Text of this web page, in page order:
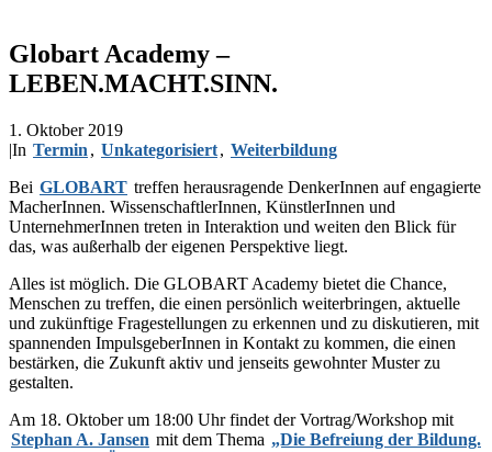
Globart Academy –
LEBEN.MACHT.SINN.
1. Oktober 2019
|In Termin , Unkategorisiert, Weiterbildung
Bei GLOBART treffen herausragende DenkerInnen auf engagierte
MacherInnen. WissenschaftlerInnen, KünstlerInnen und
UnternehmerInnen treten in Interaktion und weiten den Blick für
das, was außerhalb der eigenen Perspektive liegt.
Alles ist möglich. Die GLOBART Academy bietet die Chance,
Menschen zu treffen, die einen persönlich weiterbringen, aktuelle
und zukünftige Fragestellungen zu erkennen und zu diskutieren, mit
spannenden ImpulsgeberInnen in Kontakt zu kommen, die einen
bestärken, die Zukunft aktiv und jenseits gewohnter Muster zu
gestalten.
Am 18. Oktober um 18:00 Uhr findet der Vortrag/Workshop mit
Stephan A. Jansen mit dem Thema „Die Befreiung der Bildung.